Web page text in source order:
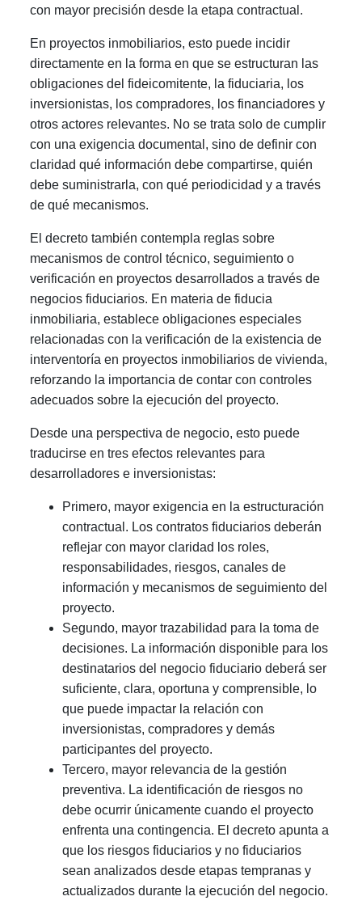
con mayor precisión desde la etapa contractual.
En proyectos inmobiliarios, esto puede incidir
directamente en la forma en que se estructuran las
obligaciones del fideicomitente, la fiduciaria, los
inversionistas, los compradores, los financiadores y
otros actores relevantes. No se trata solo de cumplir
con una exigencia documental, sino de definir con
claridad qué información debe compartirse, quién
debe suministrarla, con qué periodicidad y a través
de qué mecanismos.
El decreto también contempla reglas sobre
mecanismos de control técnico, seguimiento o
verificación en proyectos desarrollados a través de
negocios fiduciarios. En materia de fiducia
inmobiliaria, establece obligaciones especiales
relacionadas con la verificación de la existencia de
interventoría en proyectos inmobiliarios de vivienda,
reforzando la importancia de contar con controles
adecuados sobre la ejecución del proyecto.
Desde una perspectiva de negocio, esto puede
traducirse en tres efectos relevantes para
desarrolladores e inversionistas:
Primero, mayor exigencia en la estructuración
contractual. Los contratos fiduciarios deberán
reflejar con mayor claridad los roles,
responsabilidades, riesgos, canales de
información y mecanismos de seguimiento del
proyecto.
Segundo, mayor trazabilidad para la toma de
decisiones. La información disponible para los
destinatarios del negocio fiduciario deberá ser
suficiente, clara, oportuna y comprensible, lo
que puede impactar la relación con
inversionistas, compradores y demás
participantes del proyecto.
Tercero, mayor relevancia de la gestión
preventiva. La identificación de riesgos no
debe ocurrir únicamente cuando el proyecto
enfrenta una contingencia. El decreto apunta a
que los riesgos fiduciarios y no fiduciarios
sean analizados desde etapas tempranas y
actualizados durante la ejecución del negocio.